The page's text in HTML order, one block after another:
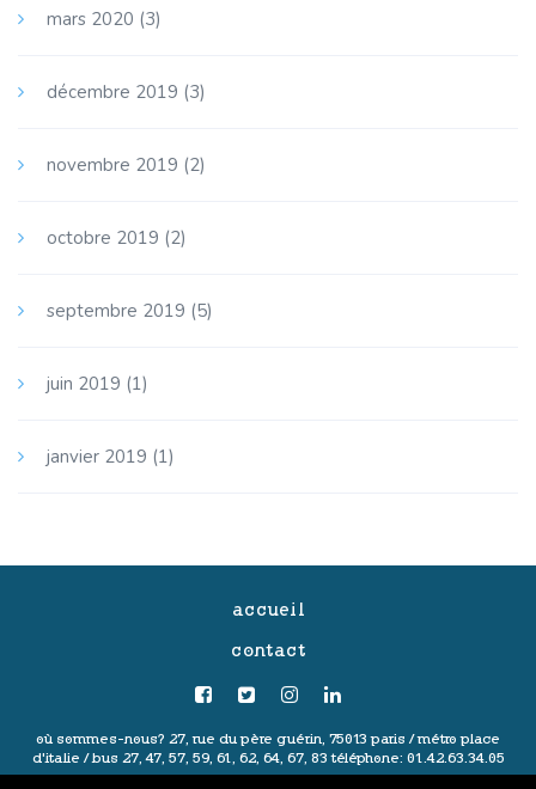
mars 2020 (3)
décembre 2019 (3)
novembre 2019 (2)
octobre 2019 (2)
septembre 2019 (5)
juin 2019 (1)
janvier 2019 (1)
accueil
contact
où sommes-nous? 27, rue du père guérin, 75013 paris /métro place
d'italie / bus 27, 47, 57, 59, 61, 62, 64, 67, 83 téléphone: 01.42.63.34.05